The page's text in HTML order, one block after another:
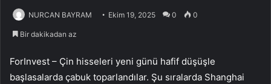
NURCAN BAYRAM Ekim 19, 2025 0 0
Bir dakikadan az
ForInvest – Çin hisseleri yeni günü hafif düşüşle
başlasalarda çabuk toparlandılar. Şu sıralarda Shanghai